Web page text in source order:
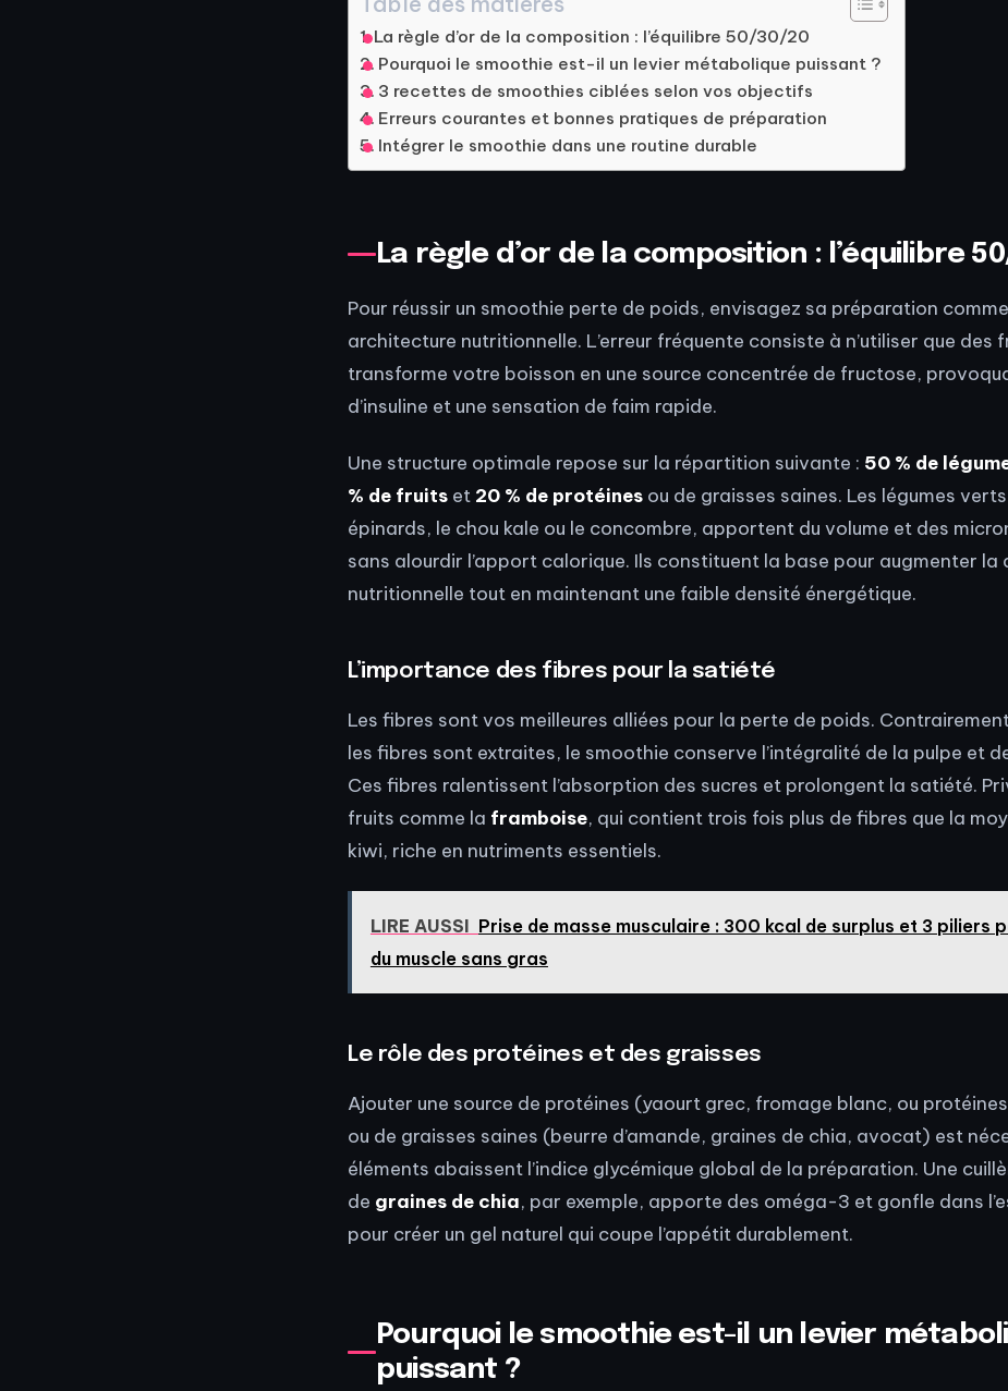
La règle d’or de la composition : l’équilibre 50/30/20
Pourquoi le smoothie est-il un levier métabolique puissant ?
3 recettes de smoothies ciblées selon vos objectifs
Erreurs courantes et bonnes pratiques de préparation
Intégrer le smoothie dans une routine durable
La règle d’or de la composition : l’équilibre
Pour réussir un smoothie perte de poids, envisagez sa préparation
architecture nutritionnelle. L’erreur fréquente consiste à n’utiliser que des
transforme votre boisson en une source concentrée de fructose,
d’insuline et une sensation de faim rapide.
Une structure optimale repose sur la répartition suivante : 50 % de
% de fruits et 20 % de protéines ou de graisses saines. Les légumes
épinards, le chou kale ou le concombre, apportent du volume et des
sans alourdir l’apport calorique. Ils constituent la base pour augmenter la
nutritionnelle tout en maintenant une faible densité énergétique.
L’importance des fibres pour la satiété
Les fibres sont vos meilleures alliées pour la perte de poids.
les fibres sont extraites, le smoothie conserve l’intégralité de la pulpe et
Ces fibres ralentissent l’absorption des sucres et prolongent la satiété.
fruits comme la framboise, qui contient trois fois plus de fibres que la
kiwi, riche en nutriments essentiels.
LIRE AUSSI Prise de masse musculaire : 300 kcal de surplus et 3 piliers
du muscle sans gras
Le rôle des protéines et des graisses
Ajouter une source de protéines (yaourt grec, fromage blanc, ou
ou de graisses saines (beurre d’amande, graines de chia, avocat) est
éléments abaissent l’indice glycémique global de la préparation. Une
de graines de chia, par exemple, apporte des oméga-3 et gonfle dans
pour créer un gel naturel qui coupe l’appétit durablement.
Pourquoi le smoothie est-il un levier
puissant ?